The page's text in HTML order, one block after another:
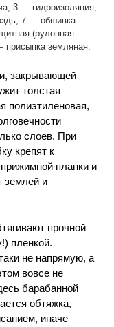
3 — гидроизоляция;
7 — обшивка
(рулонная
земляная.
закрывающей
толстая
полиэтиленовая,
слоев. При
крепят к
планки и
землей и
прочной
пленкой.
не напрямую, а
вовсе не
барабанной
обтяжка,
иначе